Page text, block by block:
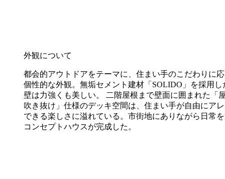
外観について
都会的アウトドアをテーマに、住まい手のこだわりに
個性的な外観。無垢セメント建材「SOLIDO」を採用し
壁は力強くも美しい。 二階屋根まで壁面に囲まれた「
吹き抜け」仕様のデッキ空間は、住まい手が自由にア
できる楽しさに溢れている。市街地にありながら日常
コンセプトハウスが完成した。